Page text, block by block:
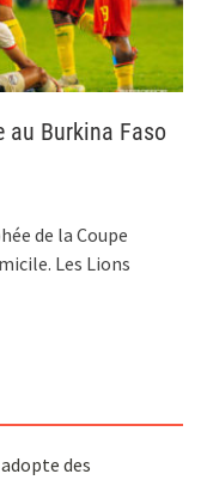
au Burkina Faso
de la Coupe
Les Lions
des